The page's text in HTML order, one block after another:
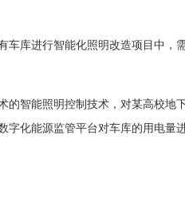
车库进行智能化照明改造项目中，
的智能照明控制技术，对某高校地
字化能源监管平台对车库的用电量